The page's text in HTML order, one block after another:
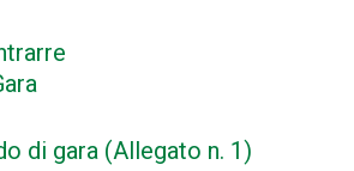
di gara (Allegato n. 1)